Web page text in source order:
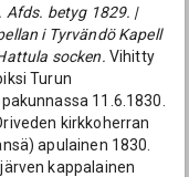
Afds. betyg 1829. |
i Tyrvändö Kapell
socken. Vihitty
Turun
11.6.1830.
kirkkoherran
apulainen 1830.
kappalainen